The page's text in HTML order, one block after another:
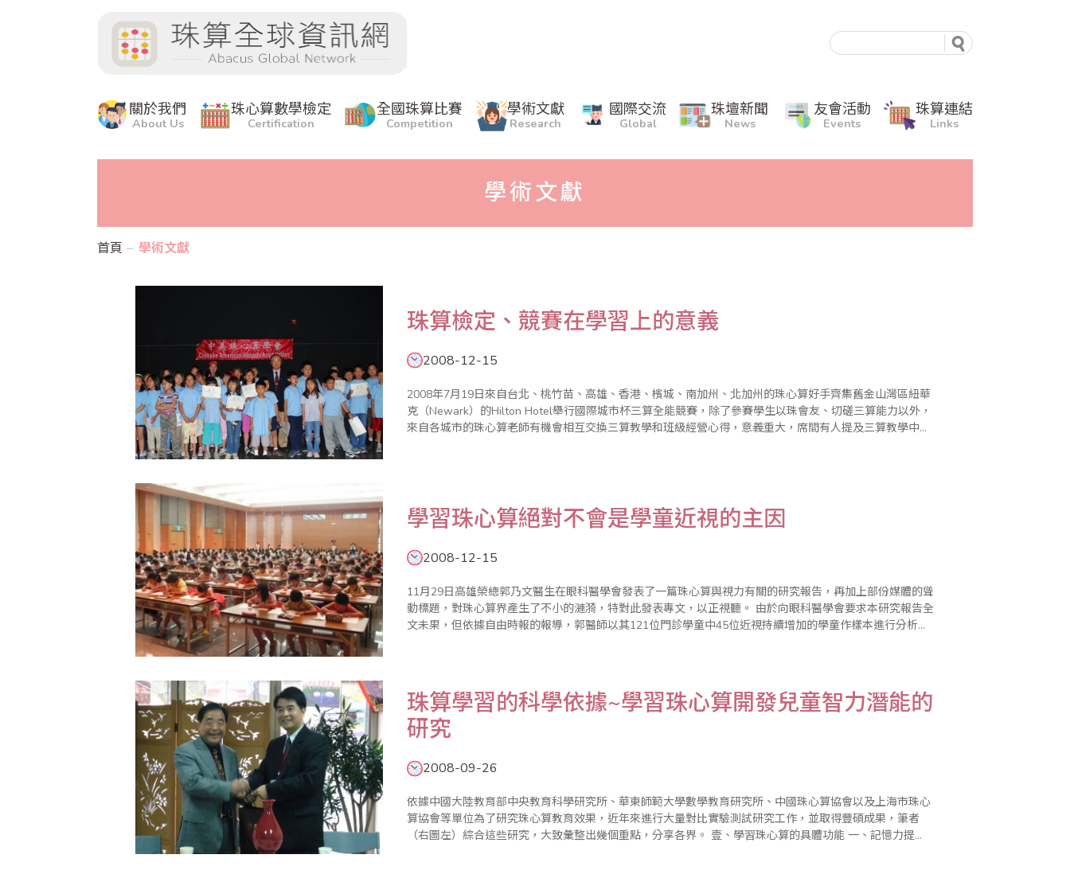
關於我們
About Us
珠心算數學檢定
Certification
全國珠算比賽
Competition
學術文獻
Research
國際交流
Global
珠壇新聞
News
友會活動
Events
珠算連結
Links
學術文獻
首頁 學術文獻
珠算檢定、競賽在學習上的意義
2008-12-15
2008年7月19日來自台北、桃竹苗、高雄、香港、檳城、南加州、北加州的珠心算好手齊集舊金山灣區紐華
克（Newark）的Hilton Hotel舉行國際城市杯三算全能競賽，除了參賽學生以珠會友、切磋三算能力以外，
來自各城市的珠心算老師有機會相互交換三算教學和班級經營心得，意義重大，席間有人提及三算教學中，
學習珠心算絕對不會是學童近視的主因
2008-12-15
11月29日高雄榮總郭乃文醫生在眼科醫學會發表了一篇珠心算與視力有關的研究報告，再加上部份媒體的聳
動標題，對珠心算界產生了不小的漣漪，特對此發表專文，以正視聽。 由於向眼科醫學會要求本研究報告全
文未果，但依據自由時報的報導，郭醫師以其121位門診學童中45位近視持續增加的學童作樣本進行分析，
珠算學習的科學依據~學習珠心算開發兒童智力潛能的
研究
2008-09-26
依據中國大陸教育部中央教育科學研究所、華東師範大學數學教育研究所、中國珠心算協會以及上海市珠心
算協會等單位為了研究珠心算教育效果，近年來進行大量對比實驗測試研究工作，並取得豐碩成果，筆者
（右圖左）綜合這些研究，大致彙整出幾個重點，分享各界。 壹、學習珠心算的具體功能 一、記憶力提